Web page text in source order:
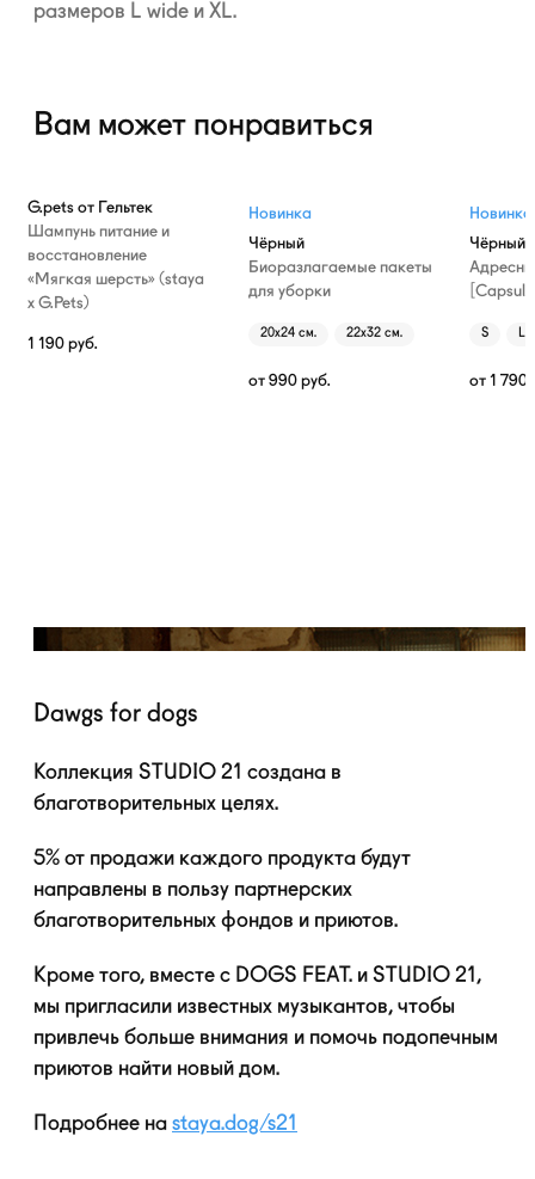
размеров L wide и XL.
Вам может понравиться
G.pets от Гельтек
Шампунь питание и
восстановление
«Мягкая шерсть» (staya
х G.Pets)
1 190 руб.
Новинка
Чёрный
Биоразлагаемые пакеты
для уборки
20х24 см. 22х32 см.
от 990 руб.
Новинка
Чёрный
S L
от 1 790
Dawgs for dogs
Коллекция STUDIO 21 создана в
благотворительных целях.
5% от продажи каждого продукта будут
направлены в пользу партнерских
благотворительных фондов и приютов.
Кроме того, вместе с DOGS FEAT. и STUDIO 21,
мы пригласили известных музыкантов, чтобы
привлечь больше внимания и помочь подопечным
приютов найти новый дом.
Подробнее на staya.dog/s21